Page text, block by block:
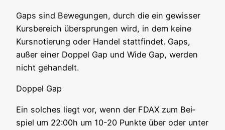
Gaps sind Bewe­gun­gen, durch die ein gewis­ser
Kurs­be­reich über­sprun­gen wird, in dem kei­ne
Kurs­no­tie­rung oder Han­del statt­fin­det. Gaps,
außer einer Dop­pel Gap und Wide Gap, wer­den
nicht gehandelt.
Dop­pel Gap
Ein sol­ches liegt vor, wenn der FDAX zum Bei­
spiel um 22:00h um 10-20 Punk­te über oder unter